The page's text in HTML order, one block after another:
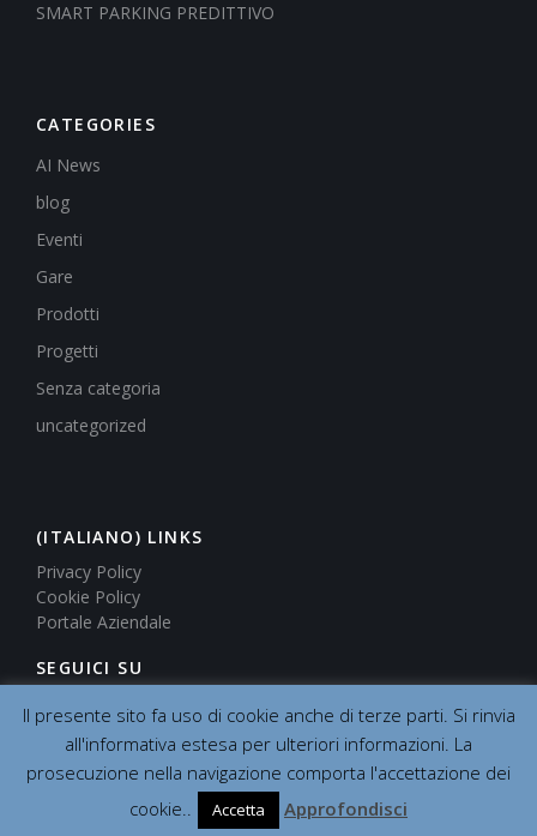
SMART PARKING PREDITTIVO
CATEGORIES
AI News
blog
Eventi
Gare
Prodotti
Progetti
Senza categoria
uncategorized
(ITALIANO) LINKS
Privacy Policy
Cookie Policy
Portale Aziendale
SEGUICI SU
Il presente sito fa uso di cookie anche di terze parti. Si rinvia
all'informativa estesa per ulteriori informazioni. La
prosecuzione nella navigazione comporta l'accettazione dei
cookie..
Accetta Approfondisci